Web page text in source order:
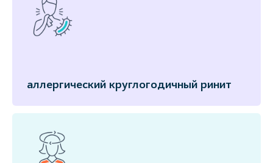
аллергический круглогодичный ринит